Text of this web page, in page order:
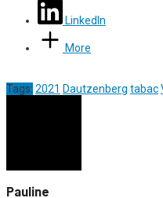
LinkedIn
More
Tags: 2021 Dautzenberg tabac
Pauline